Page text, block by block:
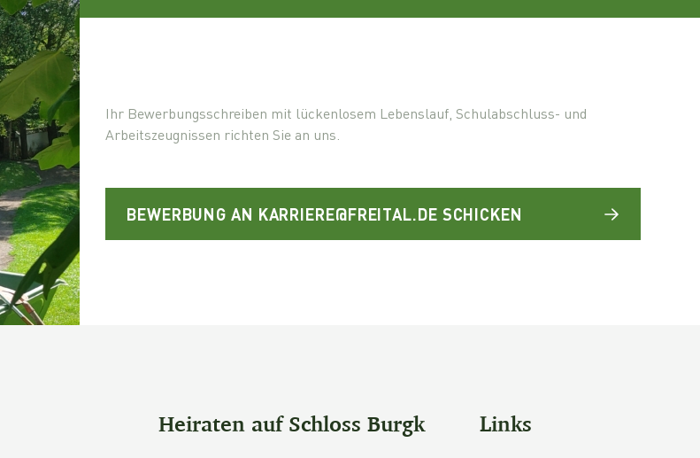
Ihr Bewerbungsschreiben mit lückenlosem Lebenslauf, Schulabschluss- und
Arbeitszeugnissen richten Sie an uns.
BEWERBUNG AN KARRIERE@FREITAL.DE SCHICKEN
Heiraten auf Schloss Burgk Links